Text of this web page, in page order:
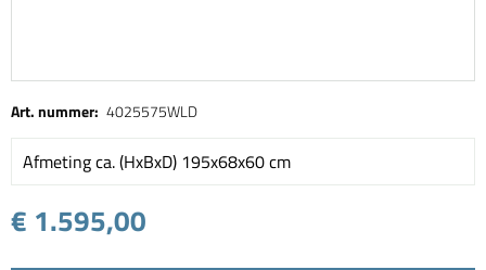
Art. nummer: 4025575WLD
Afmeting ca. (HxBxD) 195x68x60 cm
€ 1.595,00